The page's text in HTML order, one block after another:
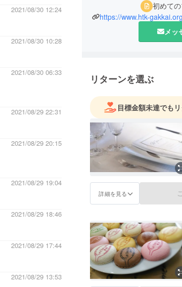
2021/08/30 12:24
2021/08/30 10:28
2021/08/30 06:33
2021/08/29 22:31
2021/08/29 20:15
2021/08/29 19:04
2021/08/29 18:46
2021/08/29 17:44
2021/08/29 13:53
初めて
https://www.htk-
メッ
リターンを選ぶ
目標金額未達でも
詳細を見る